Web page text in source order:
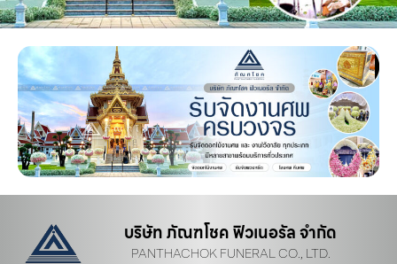
บริษัท ภัณฑโชค ฟิวเนอรัล จำกัด
PANTHACHOK FUNERAL CO., LTD.